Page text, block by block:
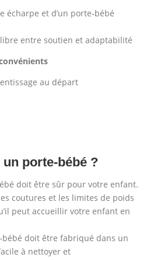
écharpe et d’un porte-bébé
entre soutien et adaptabilité
au départ
porte-bébé ?
doit être sûr pour votre enfant.
coutures et les limites de poids
peut accueillir votre enfant en
bébé doit être fabriqué dans un
à nettoyer et